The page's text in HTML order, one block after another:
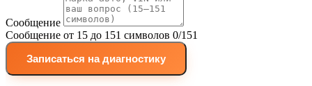
Сообщение
Сообщение от 15 до 151 символов 0/151
Записаться на диагностику